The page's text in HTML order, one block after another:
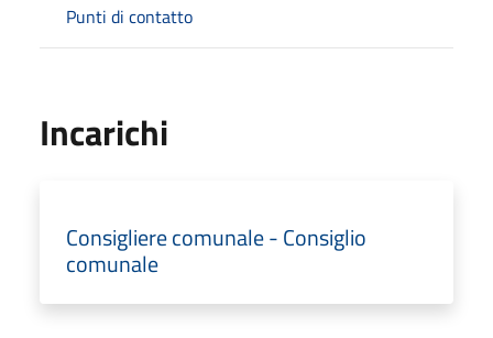
Punti di contatto
Incarichi
Consigliere comunale - Consiglio
comunale